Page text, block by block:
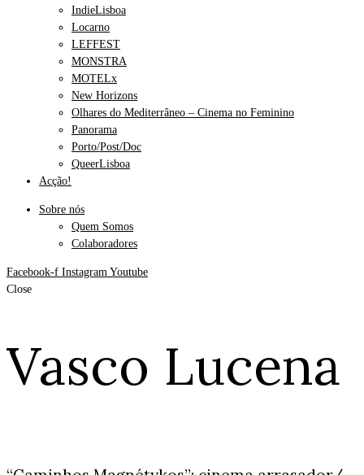
IndieLisboa
Locarno
LEFFEST
MONSTRA
MOTELx
New Horizons
Olhares do Mediterrâneo – Cinema no Feminino
Panorama
Porto/Post/Doc
QueerLisboa
Acção!
Sobre nós
Quem Somos
Colaboradores
Facebook-f Instagram Youtube
Close
Vasco Lucena